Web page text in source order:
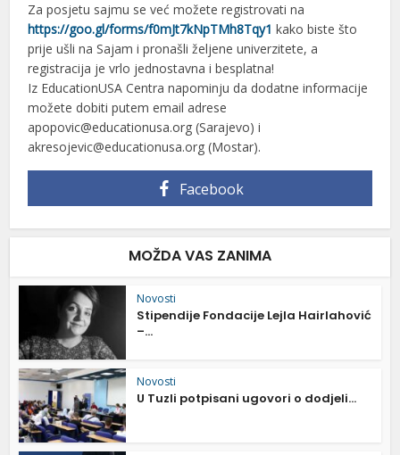
Za posjetu sajmu se već možete registrovati na
https://goo.gl/forms/f0mJt7kNpTMh8Tqy1 kako biste što
prije ušli na Sajam i pronašli željene univerzitete, a
registracija je vrlo jednostavna i besplatna!
Iz EducationUSA Centra napominju da dodatne informacije
možete dobiti putem email adrese
apopovic@educationusa.org (Sarajevo) i
akresojevic@educationusa.org (Mostar).
Facebook
MOŽDA VAS ZANIMA
Novosti
Stipendije Fondacije Lejla Hairlahović
–...
Novosti
U Tuzli potpisani ugovori o dodjeli...